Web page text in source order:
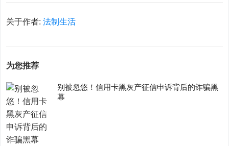
关于作者:法制生活
为您推荐
别被忽悠！信用卡黑灰产征信申诉背后的诈骗黑
幕